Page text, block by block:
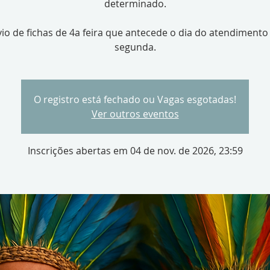
determinado.
de fichas de 4a feira que antecede o dia do
segunda.
O registro está fechado ou Vagas esgotadas!
Ver outros eventos
Inscrições abertas em 04 de nov. de 2026, 23:59